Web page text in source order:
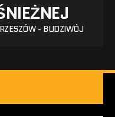
- BUDZIWÓJ